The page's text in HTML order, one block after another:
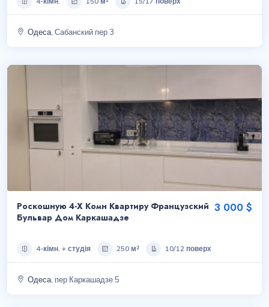
Одеса , Сабанский пер 3
Роскошную 4-Х Комн Квартиру Французский
Бульвар Дом Каркашадзе
3 000 $
4-кімн. + студія 250 м² 10/12 поверх
Одеса , пер Каркашадзе 5